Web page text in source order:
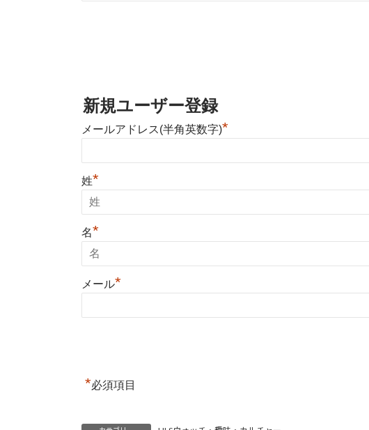
新規ユーザー登録
メールアドレス(半角英数字)*
姓*
名*
メール*
*必須項目